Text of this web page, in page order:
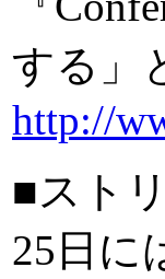
する」
http://
■スト
25日に